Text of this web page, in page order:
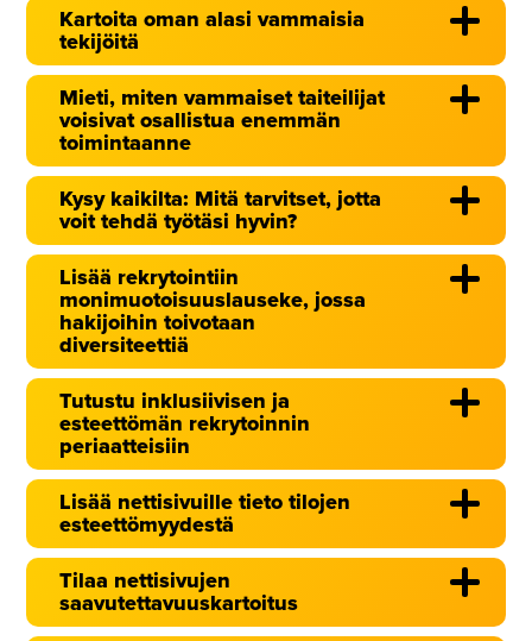
Kartoita oman alasi vammaisia
tekijöitä
Mieti, miten vammaiset taiteilijat
voisivat osallistua enemmän
toimintaanne
Kysy kaikilta: Mitä tarvitset, jotta
voit tehdä työtäsi hyvin?
Lisää rekrytointiin
monimuotoisuuslauseke, jossa
hakijoihin toivotaan
diversiteettiä
Tutustu inklusiivisen ja
esteettömän rekrytoinnin
periaatteisiin
Lisää nettisivuille tieto tilojen
esteettömyydestä
Tilaa nettisivujen
saavutettavuuskartoitus